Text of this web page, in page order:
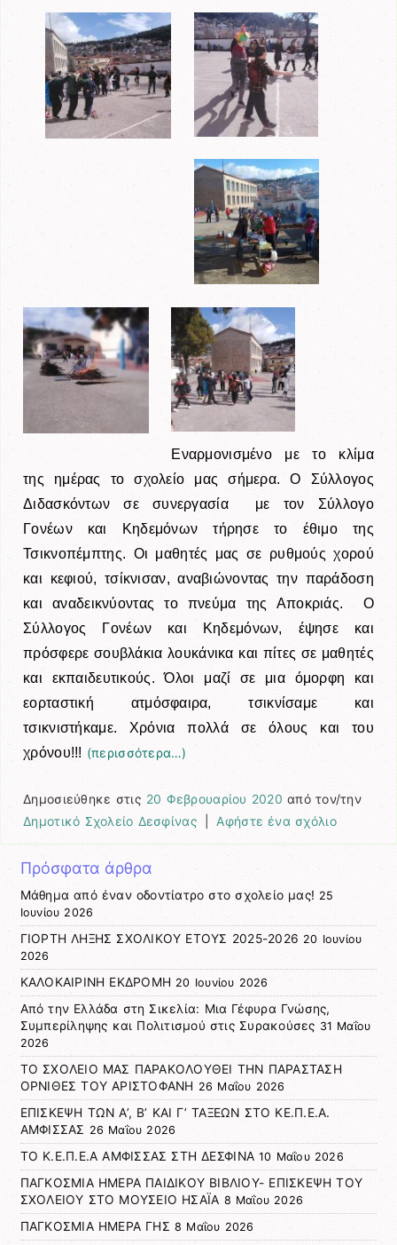
Εναρμονισμένο με το κλίμα
της ημέρας το σχολείο μας σήμερα. Ο Σύλλογος
Διδασκόντων σε συνεργασία με τον Σύλλογο
Γονέων και Κηδεμόνων τήρησε το έθιμο της
Τσικνοπέμπτης. Οι μαθητές μας σε ρυθμούς χορού
και κεφιού, τσίκνισαν, αναβιώνοντας την παράδοση
και αναδεικνύοντας το πνεύμα της Αποκριάς. Ο
Σύλλογος Γονέων και Κηδεμόνων, έψησε και
πρόσφερε σουβλάκια λουκάνικα και πίτες σε μαθητές
και εκπαιδευτικούς. Όλοι μαζί σε μια όμορφη και
εορταστική ατμόσφαιρα, τσικνίσαμε και
τσικνιστήκαμε. Χρόνια πολλά σε όλους και του
χρόνου!!! (περισσότερα…)
Δημοσιεύθηκε στις 20 Φεβρουαρίου 2020 από τον/την
Δημοτικό Σχολείο Δεσφίνας
Αφήστε ένα σχόλιο
Πρόσφατα άρθρα
Μάθημα από έναν οδοντίατρο στο σχολείο μας! 25
Ιουνίου 2026
ΓΙΟΡΤΗ ΛΗΞΗΣ ΣΧΟΛΙΚΟΥ ΕΤΟΥΣ 2025-2026 20 Ιουνίου
2026
ΚΑΛΟΚΑΙΡΙΝΗ ΕΚΔΡΟΜΗ 20 Ιουνίου 2026
Από την Ελλάδα στη Σικελία: Μια Γέφυρα Γνώσης,
Συμπερίληψης και Πολιτισμού στις Συρακούσες 31 Μαΐου
2026
ΤΟ ΣΧΟΛΕΙΟ ΜΑΣ ΠΑΡΑΚΟΛΟΥΘΕΙ ΤΗΝ ΠΑΡΑΣΤΑΣΗ
ΟΡΝΙΘΕΣ ΤΟΥ ΑΡΙΣΤΟΦΑΝΗ 26 Μαΐου 2026
ΕΠΙΣΚΕΨΗ ΤΩΝ Α’, Β’ ΚΑΙ Γ’ ΤΑΞΕΩΝ ΣΤΟ ΚΕ.Π.Ε.Α.
ΑΜΦΙΣΣΑΣ 26 Μαΐου 2026
ΤΟ Κ.Ε.Π.Ε.Α ΑΜΦΙΣΣΑΣ ΣΤΗ ΔΕΣΦΙΝΑ 10 Μαΐου 2026
ΠΑΓΚΟΣΜΙΑ ΗΜΕΡΑ ΠΑΙΔΙΚΟΥ ΒΙΒΛΙΟΥ- ΕΠΙΣΚΕΨΗ ΤΟΥ
ΣΧΟΛΕΙΟΥ ΣΤΟ ΜΟΥΣΕΙΟ ΗΣΑΪΑ 8 Μαΐου 2026
ΠΑΓΚΟΣΜΙΑ ΗΜΕΡΑ ΓΗΣ 8 Μαΐου 2026